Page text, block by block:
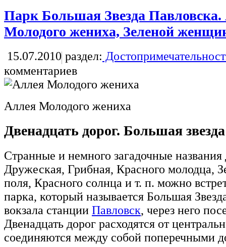
Парк Большая Звезда
Молодого жениха, Зеленой
15.07.2010 раздел:
комментариев
Аллея Молодого жениха
Двенадцать дорог. Большая
Странные и немного загадочные
Дружеская, Грибная, Красного молодца,
поля, Красного солнца и т. п. можно
парка, который называется Большая
вокзала станции Павловск, через него
Двенадцать дорог расходятся от
соединяются между собой поперечными